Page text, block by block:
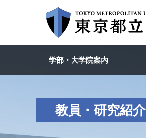
学部・大学院案内
教員・研究紹介